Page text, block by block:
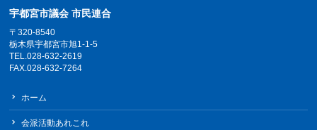
宇都宮市議会 市民連合
〒320-8540
栃木県宇都宮市旭1-1-5
TEL.028-632-2619
FAX.028-632-7264
ホーム
会派活動あれこれ